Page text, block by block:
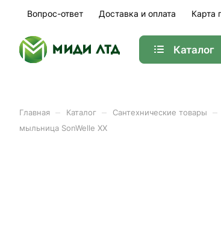
Вопрос-ответ Доставка и оплата Карта
Каталог
Главная Каталог Сантехнические товары
мыльница SonWelle ХХ
Стойка с набором